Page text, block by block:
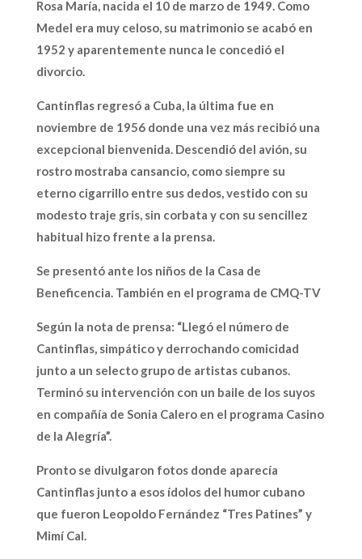
Rosa María, nacida el 10 de marzo de 1949. Como
Medel era muy celoso, su matrimonio se acabó en
1952 y aparentemente nunca le concedió el
divorcio.
Cantinflas regresó a Cuba, la última fue en
noviembre de 1956 donde una vez más recibió una
excepcional bienvenida. Descendió del avión, su
rostro mostraba cansancio, como siempre su
eterno cigarrillo entre sus dedos, vestido con su
modesto traje gris, sin corbata y con su sencillez
habitual hizo frente a la prensa.
Se presentó ante los niños de la Casa de
Beneficencia. También en el programa de CMQ-TV
Según la nota de prensa: “Llegó el número de
Cantinflas, simpático y derrochando comicidad
junto a un selecto grupo de artistas cubanos.
Terminó su intervención con un baile de los suyos
en compañía de Sonia Calero en el programa Casino
de la Alegría”.
Pronto se divulgaron fotos donde aparecía
Cantinflas junto a esos ídolos del humor cubano
que fueron Leopoldo Fernández “Tres Patines” y
Mimí Cal.